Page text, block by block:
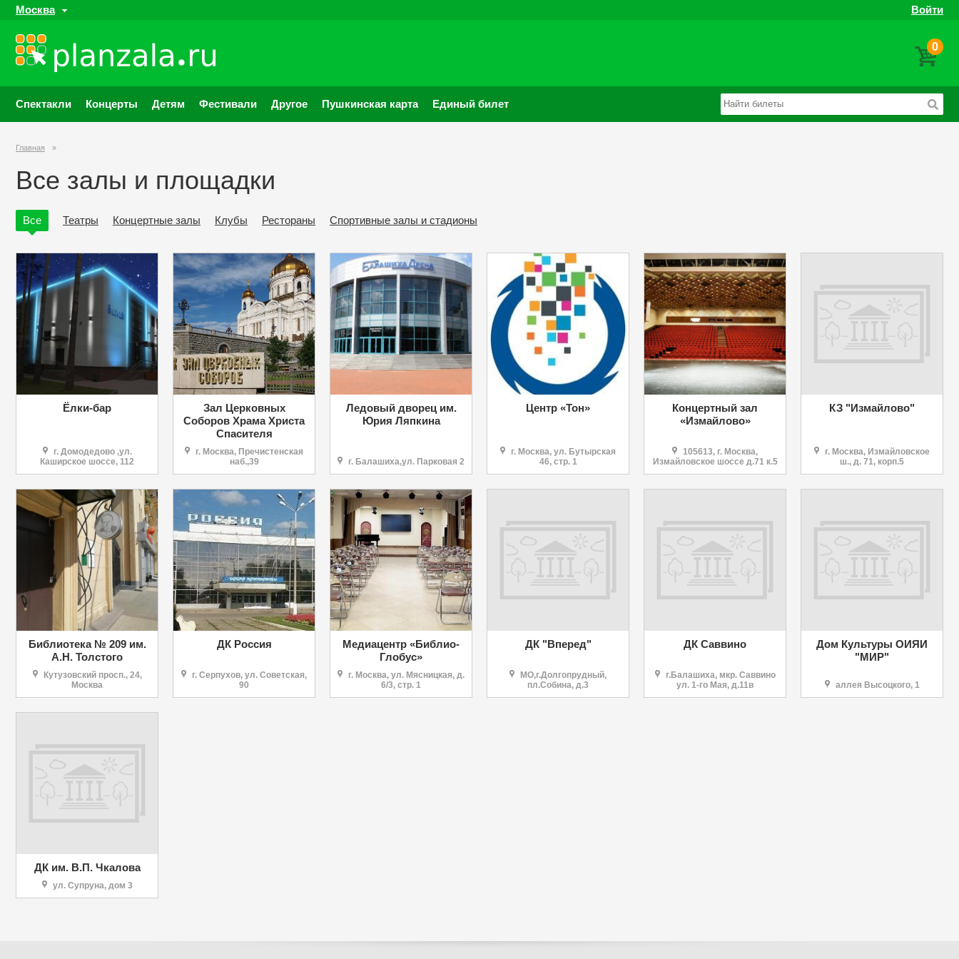
Москва Войти
0
Спектакли Концерты Детям Фестивали Другое Пушкинская карта Единый билет
Главная »
Все залы и площадки
Все Театры Концертные залы Клубы Рестораны Спортивные залы и стадионы
Ёлки-бар
г. Домодедово ,ул.
Каширское шоссе, 112
Зал Церковных
Соборов Храма Христа
Спасителя
г. Москва, Пречистенская
наб.,39
Ледовый дворец им.
Юрия Ляпкина
г. Балашиха,ул. Парковая 2
Центр «Тон»
г. Москва, ул. Бутырская
46, стр. 1
Концертный зал
«Измайлово»
105613, г. Москва,
Измайловское шоссе д.71 к.5
КЗ "Измайлово"
г. Москва, Измайловское
ш., д. 71, корп.5
Библиотека № 209 им.
А.Н. Толстого
Кутузовский просп., 24,
Москва
ДК Россия
г. Серпухов, ул. Советская,
90
Медиацентр «Библио-
Глобус»
г. Москва, ул. Мясницкая, д.
6/3, стр. 1
ДК "Вперед"
МО,г.Долгопрудный,
пл.Собина, д.3
ДК Саввино
г.Балашиха, мкр. Саввино
ул. 1-го Мая, д.11в
Дом Культуры ОИЯИ
"МИР"
аллея Высоцкого, 1
ДК им. В.П. Чкалова
ул. Супруна, дом 3